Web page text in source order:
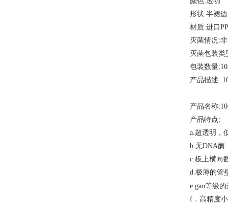
形状:半裙边
材质:进口PP
灭菌情况:非
灭菌包装类
包装数量
产品描述:
产品名称
产品特点:
a.超透明，
b.无DNA酶
c.板上横向
d.极薄的管
e.gao等级的
f．高精度